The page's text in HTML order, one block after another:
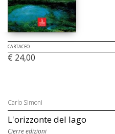
CARTACEO
€ 24,00
Carlo Simoni
L'orizzonte del lago
Cierre edizioni